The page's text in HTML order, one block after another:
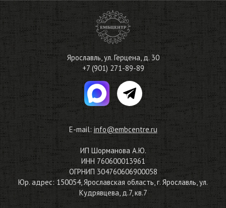
Ярославль,ул. Герцена, д. 30
+7 (901) 271-89-89
E-mail: info@embcentre.ru
ИП Шорманова А.Ю.
ИНН 760600013961
ОГРНИП 304760606900058
Юр. адрес: 150054, Ярославская область, г. Ярославль, ул.
Кудрявцева, д.7, кв.7